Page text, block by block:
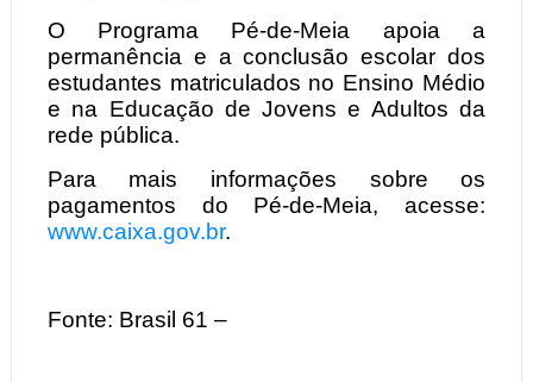
O Programa Pé-de-Meia apoia a
permanência e a conclusão escolar dos
estudantes matriculados no Ensino Médio
e na Educação de Jovens e Adultos da
rede pública.
Para mais informações sobre os
pagamentos do Pé-de-Meia, acesse:
www.caixa.gov.br.
Fonte: Brasil 61 –